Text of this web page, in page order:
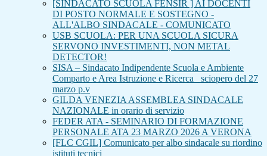
[SINDACATO SCUOLA FENSIR ] AI DOCENTI
DI POSTO NORMALE E SOSTEGNO -
ALL'ALBO SINDACALE - COMUNICATO
USB SCUOLA: PER UNA SCUOLA SICURA
SERVONO INVESTIMENTI, NON METAL
DETECTOR!
SISA – Sindacato Indipendente Scuola e Ambiente
Comparto e Area Istruzione e Ricerca_ sciopero del 27
marzo p.v
GILDA VENEZIA ASSEMBLEA SINDACALE
NAZIONALE in orario di servizio
FEDER ATA - SEMINARIO DI FORMAZIONE
PERSONALE ATA 23 MARZO 2026 A VERONA
[FLC CGIL] Comunicato per albo sindacale su riordino
istituti tecnici